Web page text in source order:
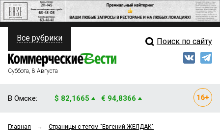
ПОЛИТИКА
ФИНАНСЫ
ОБЩЕСТВО
Свежий выпуск
Мнения
Все рубрики Поиск по сайту
Суббота, 8 Августа
В Омске: $ 82,1665 € 94,8366
Главная → Страницы c тегом "Евгений ЖЕЛДАК"